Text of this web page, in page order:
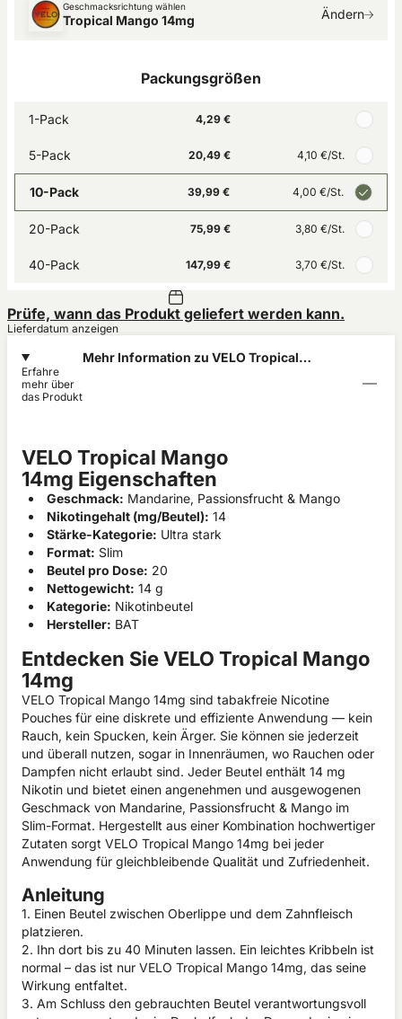
Geschmacksrichtung wählen
Tropical Mango 14mg Ändern
Packungsgrößen
1-Pack 4,29 €
5-Pack 20,49 € 4,10 €/St.
10-Pack 39,99 € 4,00 €/St.
20-Pack 75,99 € 3,80 €/St.
40-Pack 147,99 € 3,70 €/St.
Prüfe, wann das Produkt geliefert werden kann.
Lieferdatum anzeigen
Mehr Information zu VELO Tropical
Erfahre
mehr über
das Produkt
VELO Tropical Mango
14mg Eigenschaften
Geschmack: Mandarine, Passionsfrucht & Mango
Nikotingehalt (mg/Beutel): 14
Stärke-Kategorie: Ultra stark
Format: Slim
Beutel pro Dose: 20
Nettogewicht: 14 g
Kategorie: Nikotinbeutel
Hersteller: BAT
Entdecken Sie VELO Tropical Mango
14mg
VELO Tropical Mango 14mg sind tabakfreie Nicotine
Pouches für eine diskrete und effiziente Anwendung — kein
Rauch, kein Spucken, kein Ärger. Sie können sie jederzeit
und überall nutzen, sogar in Innenräumen, wo Rauchen oder
Dampfen nicht erlaubt sind. Jeder Beutel enthält 14 mg
Nikotin und bietet einen angenehmen und ausgewogenen
Geschmack von Mandarine, Passionsfrucht & Mango im
Slim-Format. Hergestellt aus einer Kombination hochwertiger
Zutaten sorgt VELO Tropical Mango 14mg bei jeder
Anwendung für gleichbleibende Qualität und Zufriedenheit.
Anleitung
1. Einen Beutel zwischen Oberlippe und dem Zahnfleisch
platzieren.
2. Ihn dort bis zu 40 Minuten lassen. Ein leichtes Kribbeln ist
normal – das ist nur VELO Tropical Mango 14mg, das seine
Wirkung entfaltet.
3. Am Schluss den gebrauchten Beutel verantwortungsvoll